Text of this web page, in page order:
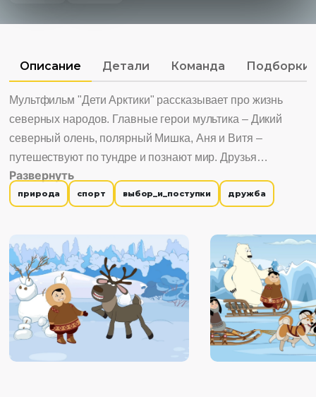
Описание Детали Команда Подборки
Мультфильм "Дети Арктики" рассказывает про жизнь
северных народов. Главные герои мультика – Дикий
северный олень, полярный Мишка, Аня и Витя –
путешествуют по тундре и познают мир. Друзья
постоянно попадают в разные передряги, но всегда
выручают друг друга и добиваются своих целей.
Развернуть
природа спорт выбор_и_поступки дружба